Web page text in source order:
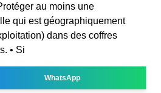
au moins une
qui est géographiquement
dans des coffres
• Si
WhatsApp